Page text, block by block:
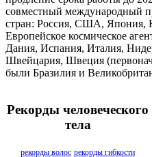
совместный международный
стран: Россия, США, Япония,
Европейское космическое
Дания, Испания, Италия,
Швейцария, Швеция
были Бразилия и
Рекорды человеческого
тела
рекорды волос рекорды гибкости